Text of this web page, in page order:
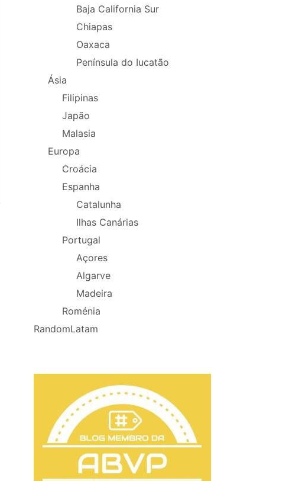
Baja California Sur
Chiapas
Oaxaca
Península do Iucatão
Ásia
Filipinas
Japão
Malasia
Europa
Croácia
Espanha
Catalunha
Ilhas Canárias
Portugal
Açores
Algarve
Madeira
Roménia
RandomLatam